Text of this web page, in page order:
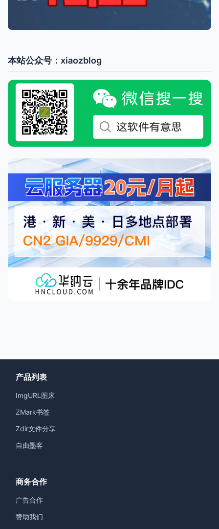
本站公众号：xiaozblog
产品列表
ImgURL图床
ZMark书签
Zdir文件分享
自由墨客
商务合作
广告合作
赞助我们